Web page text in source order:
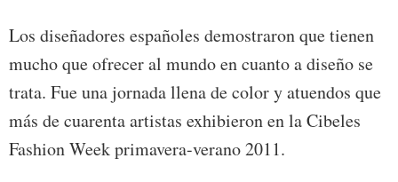
Los diseñadores españoles demostraron que tienen
mucho que ofrecer al mundo en cuanto a diseño se
trata. Fue una jornada llena de color y atuendos que
más de cuarenta artistas exhibieron en la Cibeles
Fashion Week primavera-verano 2011.